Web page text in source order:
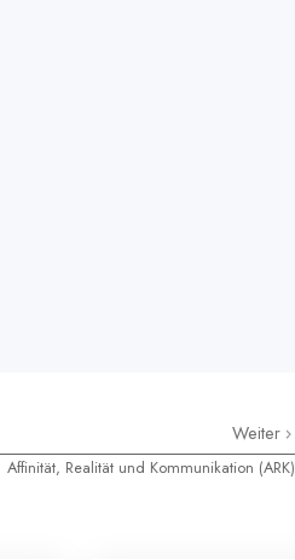
Weiter
Affinität, Realität und Kommunikation (ARK)